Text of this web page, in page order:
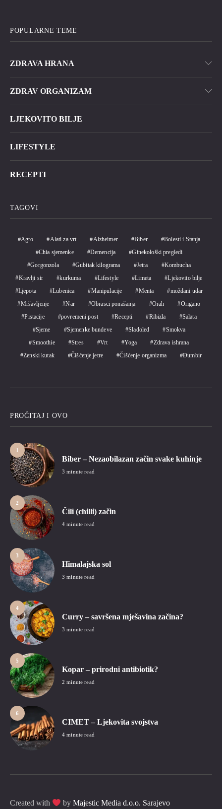
POPULARNE TEME
ZDRAVA HRANA
ZDRAV ORGANIZAM
LJEKOVITO BILJE
LIFESTYLE
RECEPTI
TAGOVI
Agro Alati za vrt Alzheimer Biber
Bolesti i Stanja
Chia sjemenke
Demencija
Ginekološki pregledi
Gorgonzola
Gubitak kilograma Jetra
Kombucha
Kravlji sir
kurkuma Lifestyle Limeta
Ljekovito bilje
Ljepota
Lubenica Manipulacije Menta
moždani udar
Mršavljenje
Nar Obrasci ponašanja Orah
Origano
Pistacije
povremeni post Recepti Ribizla
Salata
Sjeme
Sjemenke bundeve Sladoled
Smokva
Smoothie
Stres Vrt Yoga
Zdrava ishrana
Zenski kutak
Čišćenje jetre Čišćenje organizma Đumbir
PROČITAJ I OVO
1
Biber – Nezaobilazan začin svake kuhinje
3 minute read
2
Čili (chilli) začin
4 minute read
3
Himalajska sol
3 minute read
4
Curry – savršena mješavina začina?
3 minute read
5
Kopar – prirodni antibiotik?
2 minute read
6
CIMET – Ljekovita svojstva
4 minute read
Created with byMajestic Media d.o.o. Sarajevo